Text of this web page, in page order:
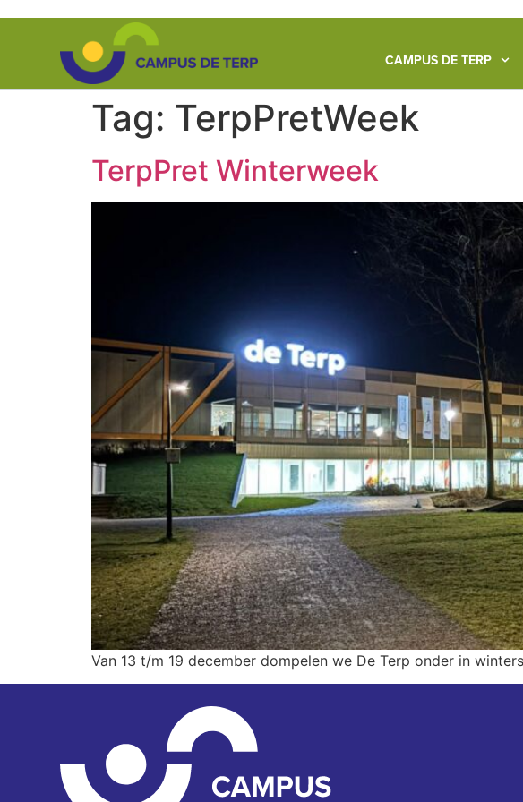
CAMPUS DE TERP
Tag: TerpPretWeek
TerpPret Winterweek
Van 13 t/m 19 december dompelen we De Terp onder in